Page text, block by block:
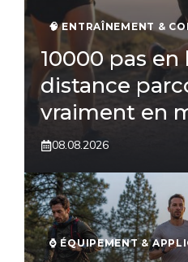
🧠 ENTRAÎNEMENT &
10000 pas
distance
vraiment en
08.08.2026
⌚️ ÉQUIPEMENT &